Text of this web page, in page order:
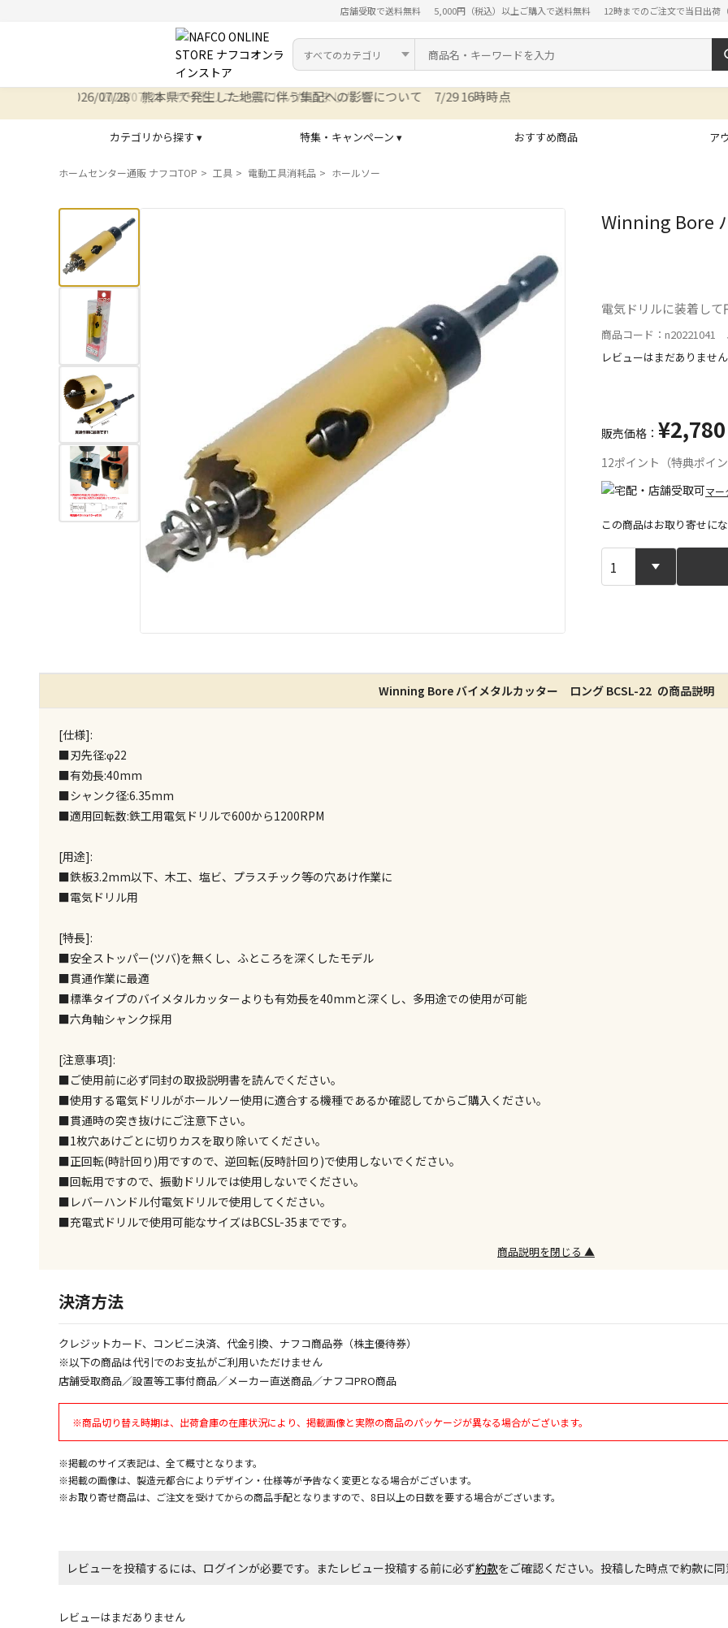
店舗受取で送料無料 5,000円（税込）以上ご購入で送料無料 12時までのご注文で当日出荷（
カテゴリ
検索キーワード
2026/07/28 サイトリニューアルいたしました
カテゴリから探す ▾ 特集・キャンペーン ▾ おすすめ商品 ア
ホームセンター通販 ナフコTOP 工具 電動工具消耗品 ホールソー
Winning Bore
電気ドリルに装着し
商品コード：n20221041
レビューはまだありません
販売価格： ¥2,780
12ポイント（特典ポイン
マー
宅配や店舗
特定の店舗
ん）
※同時購入の
この商品はお取り寄せにな
Winning Bore バイメタルカッター ロング BCSL-22 の商品説明
[仕様]:
■刃先径:φ22
■有効長:40mm
■シャンク径:6.35mm
■適用回転数:鉄工用電気ドリルで600から1200RPM
[用途]:
■鉄板3.2mm以下、木工、塩ビ、プラスチック等の穴あけ作業に
■電気ドリル用
[特長]:
■安全ストッパー(ツバ)を無くし、ふところを深くしたモデル
■貫通作業に最適
■標準タイプのバイメタルカッターよりも有効長を40mmと深くし、多用途での使用が可能
■六角軸シャンク採用
[注意事項]:
■ご使用前に必ず同封の取扱説明書を読んでください。
■使用する電気ドリルがホールソー使用に適合する機種であるか確認してからご購入ください。
■貫通時の突き抜けにご注意下さい。
■1枚穴あけごとに切りカスを取り除いてください。
■正回転(時計回り)用ですので、逆回転(反時計回り)で使用しないでください。
■回転用ですので、振動ドリルでは使用しないでください。
■レバーハンドル付電気ドリルで使用してください。
■充電式ドリルで使用可能なサイズはBCSL-35までです。
商品説明を閉じる ▲
決済方法
クレジットカード、コンビニ決済、代金引換、ナフコ商品券（株主優待券）
※以下の商品は代引でのお支払がご利用いただけません
店舗受取商品／設置等工事付商品／メーカー直送商品／ナフコPRO商品
※商品切り替え時期は、出荷倉庫の在庫状況により、掲載画像と実際の商品のパッケージが異なる場合がございます。
※掲載のサイズ表記は、全て概寸となります。
※掲載の画像は、製造元都合によりデザイン・仕様等が予告なく変更となる場合がございます。
※お取り寄せ商品は、ご注文を受けてからの商品手配となりますので、8日以上の日数を要する場合がございます。
レビューを投稿するには、ログインが必要です。またレビュー投稿する前に必ず約款をご確認ください。投稿した時点で約款
レビューはまだありません